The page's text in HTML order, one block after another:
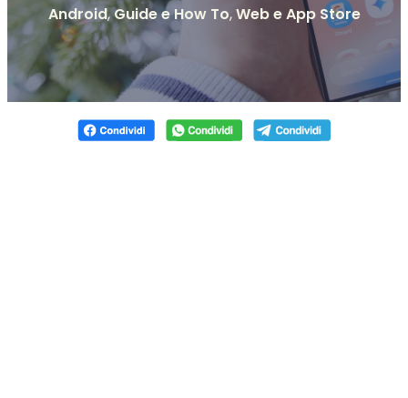
Android,Guide e How To,Web e App Store